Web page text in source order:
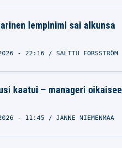
lempinimi sai alkunsa
- 22:16 SALTTU FORSSTRÖM
kaatui – manageri oikaisee
- 11:45 JANNE NIEMENMAA